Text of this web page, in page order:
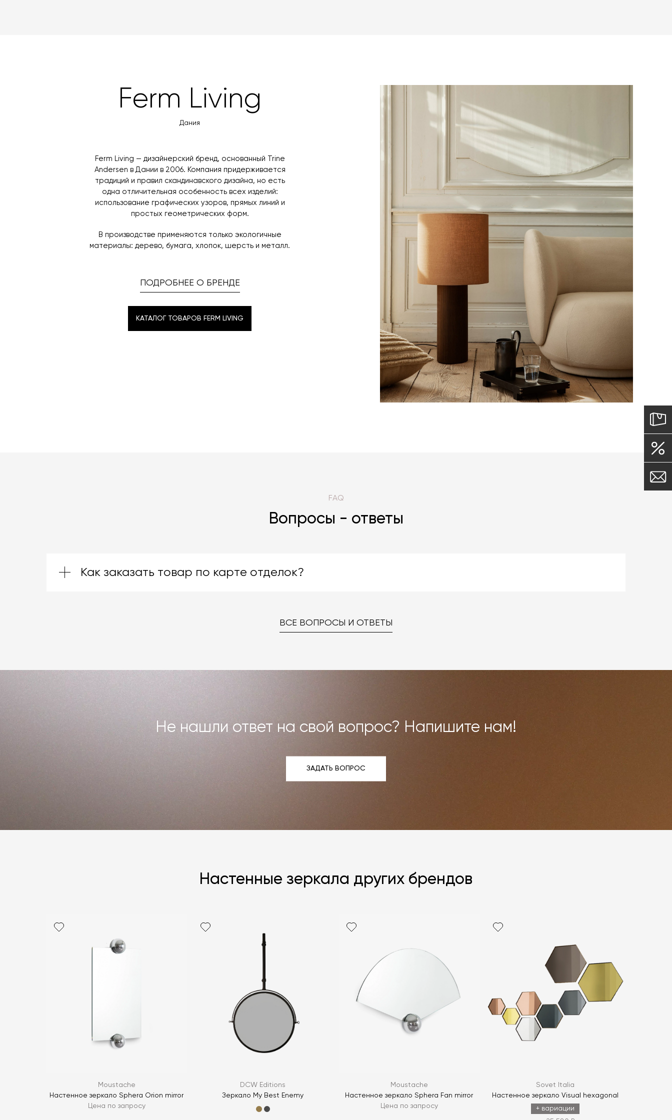
Ferm Living
Дания
Ferm Living — дизайнерский бренд, основанный Trine
Andersen в Дании в 2006. Компания придерживается
традиций и правил скандинавского дизайна, но есть
одна отличительная особенность всех изделий:
использование графических узоров, прямых линий и
простых геометрических форм.
В производстве применяются только экологичные
материалы: дерево, бумага, хлопок, шерсть и металл.
ПОДРОБНЕЕ О БРЕНДЕ
КАТАЛОГ ТОВАРОВ FERM LIVING
FAQ
Вопросы - ответы
Как заказать товар по карте отделок?
них ту, которая подойдёт именно вам. Даже если на странице товара нет опции заказа в нужной
отделке, откройте документ по ссылке «Карта отделок», после чего выберите понравившуюся и
ВСЕ ВОПРОСЫ И ОТВЕТЫ
Не нашли ответ на свой вопрос? Напишите нам!
ЗАДАТЬ ВОПРОС
политикой персональных данных
ЗАДАТЬ ВОПРОС
ЗАДАТЬ ВОПРОС
Настенные зеркала других брендов
Moustache
Настенное зеркало Sphera Orion mirror
Цена по запросу
DCW Editions
Зеркало My Best Enemy
Moustache
Настенное зеркало Sphera Fan mirror
Цена по запросу
Sovet Italia
Настенное зеркало Visual hexagonal
+ вариации